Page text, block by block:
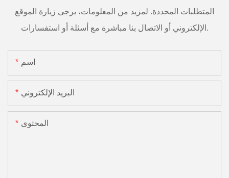
المتطلبات المحددة. لمزيد من المعلومات، يرجى زيارة الموقع
الإلكتروني أو الاتصال بنا مباشرة مع أسئلة أو استفسارات.
اسم
البريد الإلكتروني
المحتوى